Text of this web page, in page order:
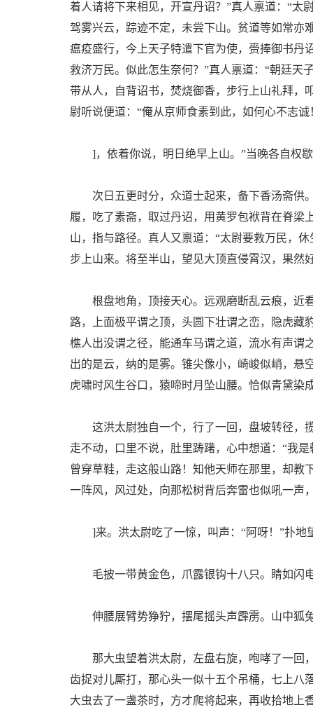
着人请将下来相见，开宣丹诏？”真人禀道：“太
驾雾兴云，踪迹不定，未尝下山。贫道等如常亦
瘟疫盛行，今上天子特遣下官为使，赍捧御书丹
救济万民。似此怎生奈何？”真人禀道：“朝廷天
带从人，自背诏书，焚烧御香，步行上山礼拜，
尉听说便道：“俺从京师食素到此，如何心不志
]，依着你说，明日绝早上山。”当晚各自权
次日五更时分，众道士起来，备下香汤斋供
履，吃了素斋，取过丹诏，用黄罗包袱背在脊梁
山，指与路径。真人又禀道：“太尉要救万民，
步上山来。将至半山，望见大顶直侵霄汉，果然
根盘地角，顶接天心。远观磨断乱云痕，近
路，上面极平谓之顶，头圆下壮谓之峦，隐虎藏
樵人出没谓之径，能通车马谓之道，流水有声谓
出的是云，纳的是雾。锥尖像小，崎峻似峭，悬
虎啸时风生谷口，猿啼时月坠山腰。恰似青黛染
这洪太尉独自一个，行了一回，盘坡转径，
走不动，口里不说，肚里踌躇，心中想道：“我
曾穿草鞋，走这般山路！知他天师在那里，却教
一阵风，风过处，向那松树背后奔雷也似吼一声
]来。洪太尉吃了一惊，叫声：“阿呀！”扑地
毛披一带黄金色，爪露银钩十八只。睛如闪
伸腰展臂势狰狞，摆尾摇头声霹雳。山中狐
那大虫望着洪太尉，左盘右旋，咆哮了一回
齿捉对儿厮打，那心头一似十五个吊桶，七上八
大虫去了一盏茶时，方才爬将起来，再收拾地上